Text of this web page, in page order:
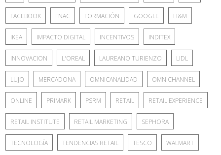
FACEBOOK FNAC FORMACIÓN GOOGLE H&M
IKEA IMPACTO DIGITAL INCENTIVOS INDITEX
INNOVACION L'OREAL LAUREANO TURIENZO LIDL
LUJO MERCADONA OMNICANALIDAD OMNICHANNEL
ONLINE PRIMARK PSRM RETAIL RETAIL EXPERIENCE
RETAIL INSTITUTE RETAIL MARKETING SEPHORA
TECNOLOGÍA TENDENCIAS RETAIL TESCO WALMART